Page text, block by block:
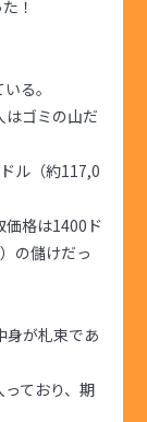
！
る。
はゴミの山だ
ル（約117,0
価格は1400ド
の儲けだっ
身が札束であ
ており、期